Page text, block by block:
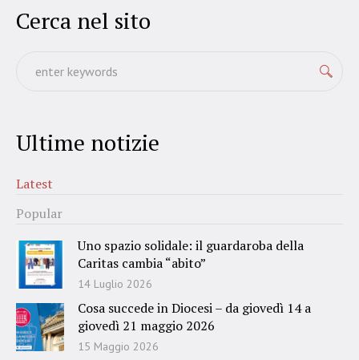
Cerca nel sito
Ultime notizie
Latest
Popular
Uno spazio solidale: il guardaroba della
Caritas cambia “abito”
14 Luglio 2026
Cosa succede in Diocesi – da giovedì 14 a
giovedì 21 maggio 2026
15 Maggio 2026